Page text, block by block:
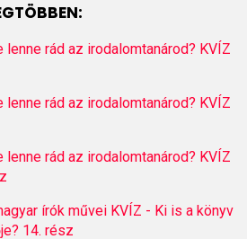
lenne rád az irodalomtanárod? KVÍZ
lenne rád az irodalomtanárod? KVÍZ
lenne rád az irodalomtanárod? KVÍZ
írók művei KVÍZ - Ki is a könyv
14. rész